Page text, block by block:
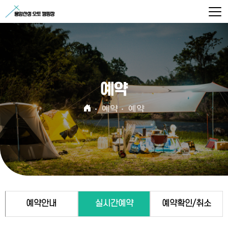
예약
예약 예약
예약안내 실시간예약 예약확인/취소